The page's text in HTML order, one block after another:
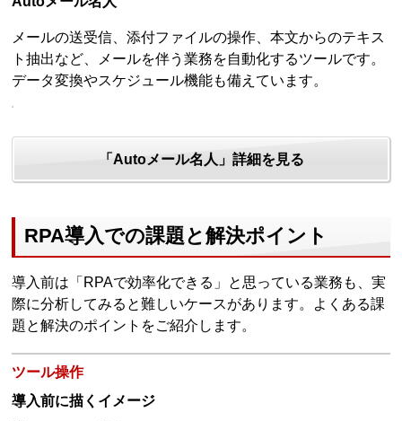
メールの送受信、添付ファイルの操作、本文からのテキス
ト抽出など、メールを伴う業務を自動化するツールです。
データ変換やスケジュール機能も備えています。
「Autoメール名人」詳細を見る
RPA導入での課題と解決ポイント
導入前は「RPAで効率化できる」と思っている業務も、実
際に分析してみると難しいケースがあります。よくある課
題と解決のポイントをご紹介します。
ツール操作
導入前に描くイメージ